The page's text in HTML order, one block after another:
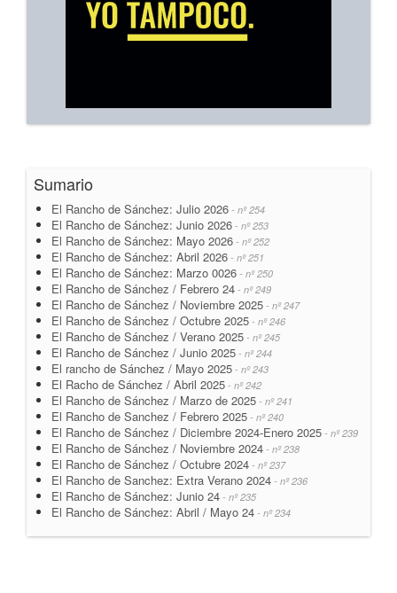
Sumario
El Rancho de Sánchez: Julio 2026 - nº 254
El Rancho de Sánchez: Junio 2026 - nº 253
El Rancho de Sánchez: Mayo 2026 - nº 252
El Rancho de Sánchez: Abril 2026 - nº 251
El Rancho de Sánchez: Marzo 0026 - nº 250
El Rancho de Sánchez / Febrero 24 - nº 249
El Rancho de Sánchez / Noviembre 2025 - nº 247
El Rancho de Sánchez / Octubre 2025 - nº 246
El Rancho de Sánchez / Verano 2025 - nº 245
El Rancho de Sánchez / Junio 2025 - nº 244
El rancho de Sánchez / Mayo 2025 - nº 243
El Racho de Sánchez / Abril 2025 - nº 242
El Rancho de Sánchez / Marzo de 2025 - nº 241
El Rancho de Sanchez / Febrero 2025 - nº 240
El Rancho de Sánchez / Diciembre 2024-Enero 2025 - nº 239
El Rancho de Sánchez / Noviembre 2024 - nº 238
El Rancho de Sánchez / Octubre 2024 - nº 237
El Rancho de Sanchez: Extra Verano 2024 - nº 236
El Rancho de Sánchez: Junio 24 - nº 235
El Rancho de Sánchez: Abril / Mayo 24 - nº 234